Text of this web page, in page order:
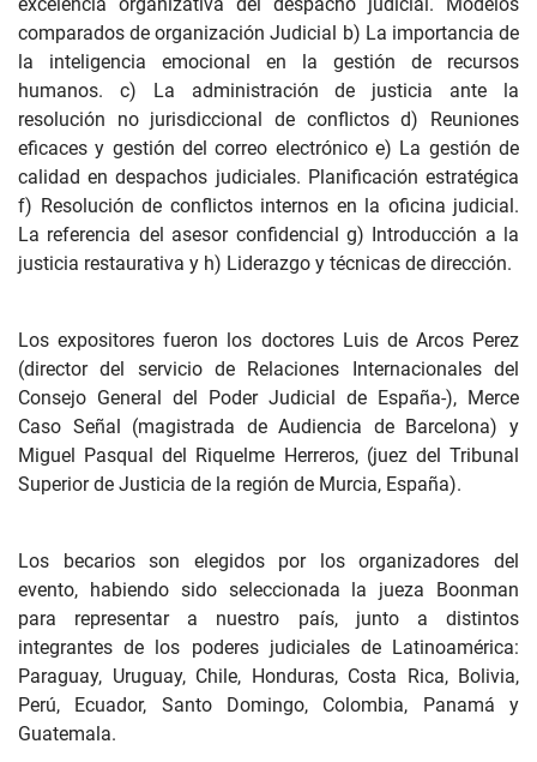
comparados de organización Judicial b) La importancia de
la inteligencia emocional en la gestión de recursos
humanos. c) La administración de justicia ante la
resolución no jurisdiccional de conflictos d) Reuniones
eficaces y gestión del correo electrónico e) La gestión de
calidad en despachos judiciales. Planificación estratégica
f) Resolución de conflictos internos en la oficina judicial.
La referencia del asesor confidencial g) Introducción a la
justicia restaurativa y h) Liderazgo y técnicas de dirección.
Los expositores fueron los doctores Luis de Arcos Perez
(director del servicio de Relaciones Internacionales del
Consejo General del Poder Judicial de España-), Merce
Caso Señal (magistrada de Audiencia de Barcelona) y
Miguel Pasqual del Riquelme Herreros, (juez del Tribunal
Superior de Justicia de la región de Murcia, España).
Los becarios son elegidos por los organizadores del
evento, habiendo sido seleccionada la jueza Boonman
para representar a nuestro país, junto a distintos
integrantes de los poderes judiciales de Latinoamérica:
Paraguay, Uruguay, Chile, Honduras, Costa Rica, Bolivia,
Perú, Ecuador, Santo Domingo, Colombia, Panamá y
Guatemala.